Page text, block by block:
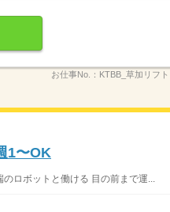
お仕事No.： KTBB_草加リフ
1〜OK
ロボットと働ける 目の前まで運...